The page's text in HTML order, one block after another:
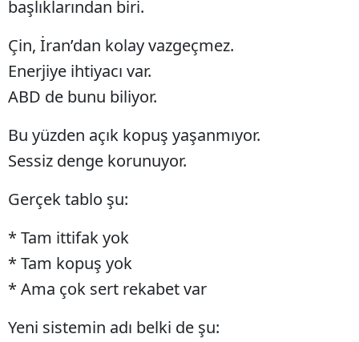
başlıklarından biri.
Çin, İran’dan kolay vazgeçmez.
Enerjiye ihtiyacı var.
ABD de bunu biliyor.
Bu yüzden açık kopuş yaşanmıyor.
Sessiz denge korunuyor.
Gerçek tablo şu:
* Tam ittifak yok
* Tam kopuş yok
* Ama çok sert rekabet var
Yeni sistemin adı belki de şu: